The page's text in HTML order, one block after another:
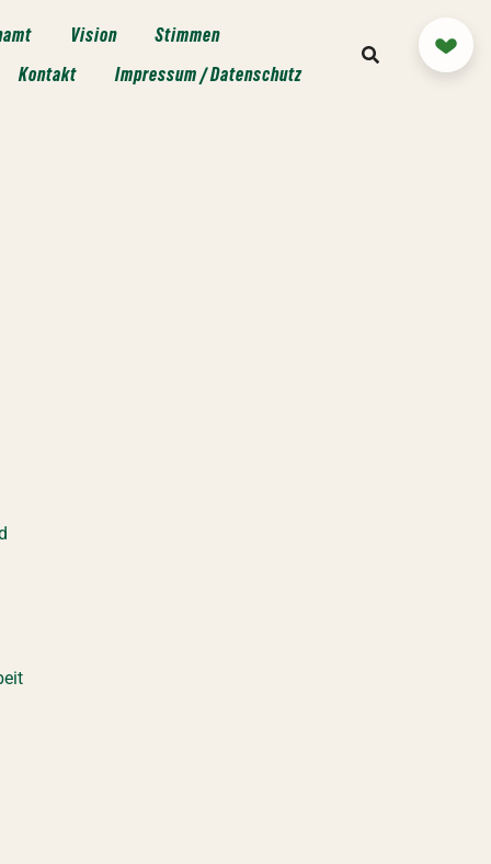
Vision
Stimmen
Kontakt
Impressum / Datenschutz